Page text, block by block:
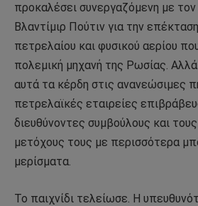
προκαλέσει συνεργαζόμενη με
Βλαντίμιρ Πούτιν για την
πετρελαίου και φυσικού αερίου
πολεμική μηχανή της Ρωσίας.
αυτά τα κέρδη στις ανανεώσιμες
πετρελαϊκές εταιρείες
διευθύνοντες συμβούλους και
μετόχους τους με περισσότερα
μερίσματα.
Το παιχνίδι τελείωσε. Η